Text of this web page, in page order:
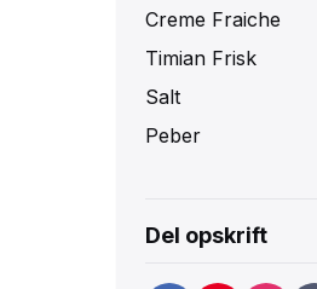
Creme Fraiche
Timian Frisk
Salt
Peber
Del opskrift